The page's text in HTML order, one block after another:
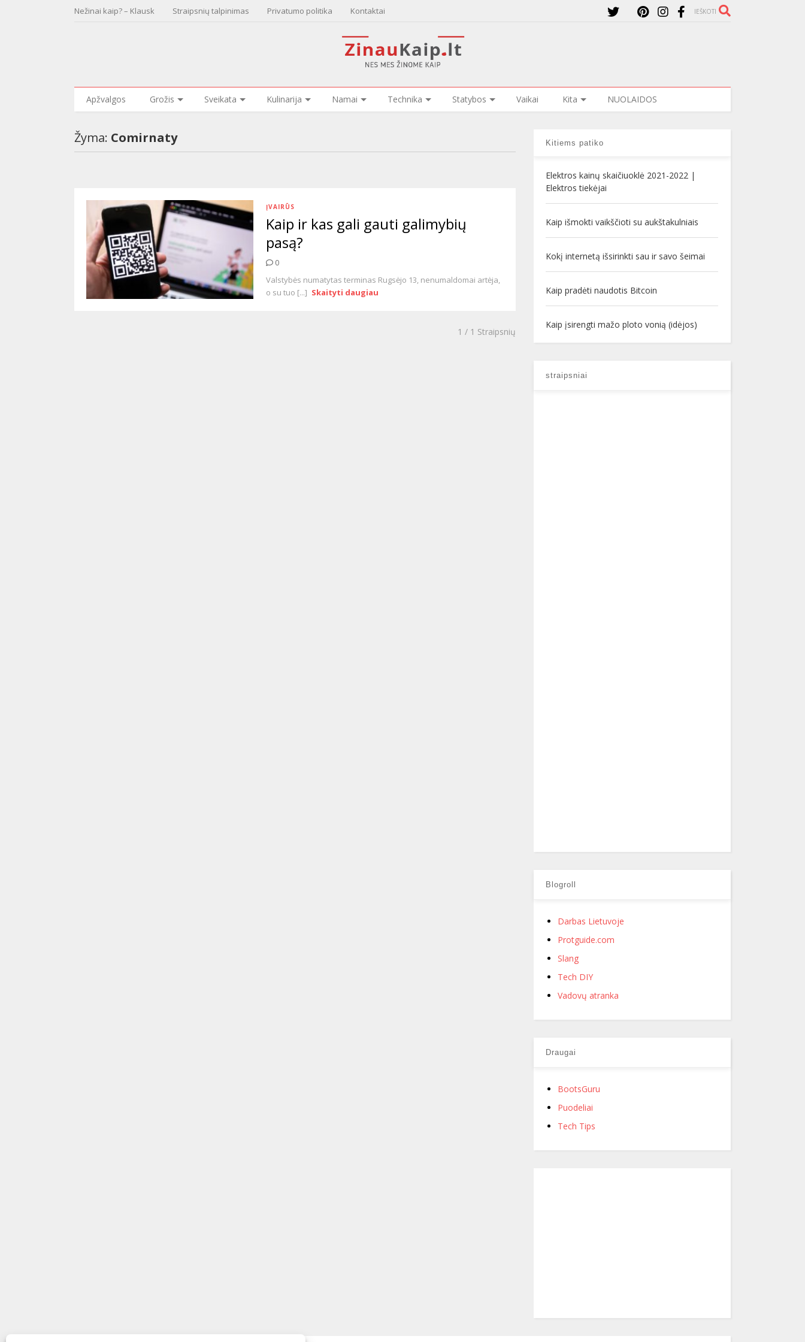
Nežinai kaip? – Klausk Straipsnių talpinimas Privatumo politika Kontaktai IEŠKOTI
Apžvalgos Grožis Sveikata Kulinarija Namai Technika Statybos Vaikai Kita NUOLAIDOS
Žyma: Comirnaty
ĮVAIRŪS
Kaip ir kas gali gauti galimybių
pasą?
0
Valstybės numatytas terminas Rugsėjo 13, nenumaldomai artėja,
o su tuo [...] Skaityti daugiau
1 / 1 Straipsnių
Kitiems patiko
Elektros kainų skaičiuoklė 2021-2022 |
Elektros tiekėjai
Kaip išmokti vaikščioti su aukštakulniais
Kokį internetą išsirinkti sau ir savo šeimai
Kaip pradėti naudotis Bitcoin
Kaip įsirengti mažo ploto vonią (idėjos)
straipsniai
Blogroll
Darbas Lietuvoje
Protguide.com
Slang
Tech DIY
Vadovų atranka
Draugai
BootsGuru
Puodeliai
Tech Tips